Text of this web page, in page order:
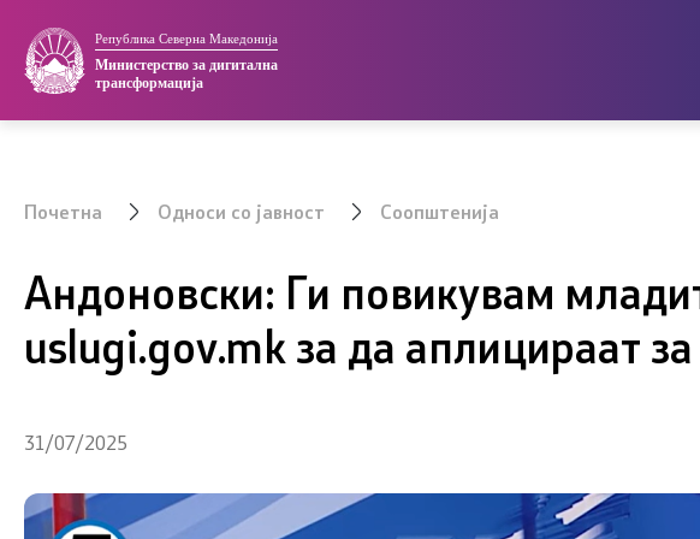
Република Северна Македонија
Министерство за дигитална
трансформација
Министерство
Заменик министер
Државен секретар
Прописи
Почетна Односи со јавност Соопштенија
Андоновски: Ги повикувам
uslugi.gov.mk за да аплицираат
31/07/2025